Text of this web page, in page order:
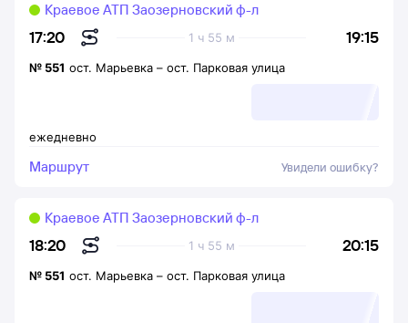
17:20 19:15
1 ч 55 м
Краевое АТП Заозерновский ф-л
ежедневно
№ 551 ост. Марьевка – ост. Парковая улица
Маршрут Увидели ошибку?
18:20 20:15
1 ч 55 м
Краевое АТП Заозерновский ф-л
№ 551 ост. Марьевка – ост. Парковая улица